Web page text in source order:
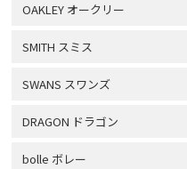
OAKLEY オークリー
SMITH スミス
SWANS スワンズ
DRAGON ドラゴン
bolle ボレー